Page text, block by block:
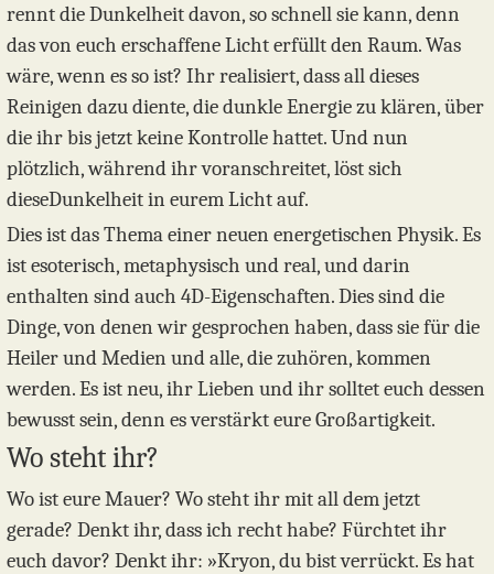
rennt die Dunkelheit davon, so schnell sie kann, denn
das von euch erschaffene Licht erfüllt den Raum. Was
wäre, wenn es so ist? Ihr realisiert, dass all dieses
Reinigen dazu diente, die dunkle Energie zu klären, über
die ihr bis jetzt keine Kontrolle hattet. Und nun
plötzlich, während ihr voranschreitet, löst sich
dieseDunkelheit in eurem Licht auf.
Dies ist das Thema einer neuen energetischen Physik. Es
ist esoterisch, metaphysisch und real, und darin
enthalten sind auch 4D-Eigenschaften. Dies sind die
Dinge, von denen wir gesprochen haben, dass sie für die
Heiler und Medien und alle, die zuhören, kommen
werden. Es ist neu, ihr Lieben und ihr solltet euch dessen
bewusst sein, denn es verstärkt eure Großartigkeit.
Wo steht ihr?
Wo ist eure Mauer? Wo steht ihr mit all dem jetzt
gerade? Denkt ihr, dass ich recht habe? Fürchtet ihr
euch davor? Denkt ihr: »Kryon, du bist verrückt. Es hat